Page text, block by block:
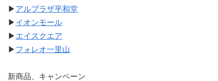
▶ アルプラザ平和堂
▶ イオンモール
▶ エイスクエア
▶ フォレオ一里山
新商品、キャンペーン